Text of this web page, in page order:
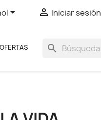
  Iniciar sesión
search
OFERTAS